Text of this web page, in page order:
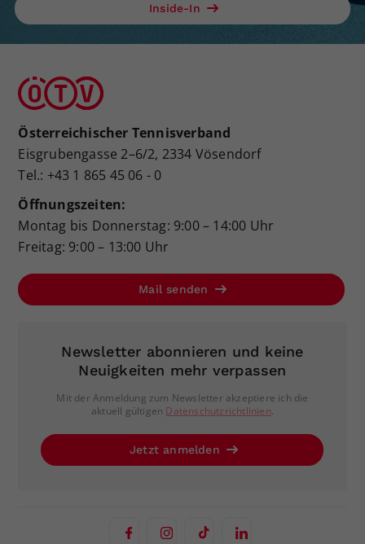
Inside-In
Österreichischer Tennisverband
Eisgrubengasse 2–6/2, 2334 Vösendorf
Tel.: +43 1 865 45 06 - 0
Öffnungszeiten:
Montag bis Donnerstag: 9:00 – 14:00 Uhr
Freitag: 9:00 – 13:00 Uhr
Mail senden
Newsletter abonnieren und keine
Neuigkeiten mehr verpassen
Mit der Anmeldung zum Newsletter akzeptiere ich die
aktuell gültigen Datenschutzrichtlinien.
Jetzt anmelden